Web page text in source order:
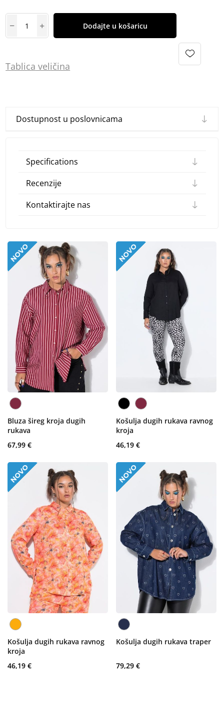
Dodajte u košaricu
Tablica veličina
Dostupnost u poslovnicama
Specifications
Recenzije
Kontaktirajte nas
Bluza šireg kroja dugih
rukava
67,99 €
Košulja dugih rukava ravnog
kroja
46,19 €
Košulja dugih rukava ravnog
kroja
46,19 €
Košulja dugih rukava traper
79,29 €